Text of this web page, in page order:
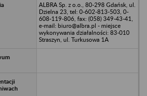
ALBRA Sp. z o.o., 80-298 Gdańsk, ul.
Dzielna 23, tel: 0-602-813-503, 0-
608-119-806, fax: (058) 349-43-41,
e-mail: biuro@albra.pl - miejsce
wykonywania działalności: 83-010
Straszyn, ul. Turkusowa 1A